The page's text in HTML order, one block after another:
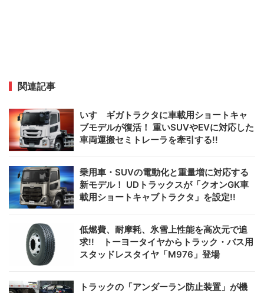
関連記事
いすゞギガトラクタに車載用ショートキャ
ブモデルが復活！ 重いSUVやEVに対応した
車両運搬セミトレーラを牽引する!!
乗用車・SUVの電動化と重量増に対応する
新モデル！ UDトラックスが「クオンGK車
載用ショートキャブトラクタ」を設定!!
低燃費、耐摩耗、氷雪上性能を高次元で追
求!! トーヨータイヤからトラック・バス用
スタッドレスタイヤ「M976」登場
トラックの「アンダーラン防止装置」が機